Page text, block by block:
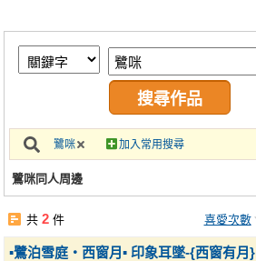
繪圖藝廊
交流中心
攤位轉讓區
會員功能選單
註冊會員
鷺咪 加入常用搜尋
鷺咪同人周邊
共2 件 喜愛次數
▪鷺泊雪庭‧西窗月▪ 印象耳墜-{西窗有月}